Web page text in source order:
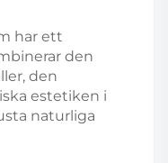
har ett
den
den
estetiken i
naturliga